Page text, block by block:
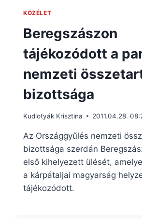
KÖZÉLET
Beregszászon
tájékozódott a
nemzeti
bizottsága
Kudlotyák Krisztina 2011.04.28.
Az Országgyűlés nemzeti
bizottsága szerdán
első kihelyezett ülését,
a kárpátaljai magyarság
tájékozódott.